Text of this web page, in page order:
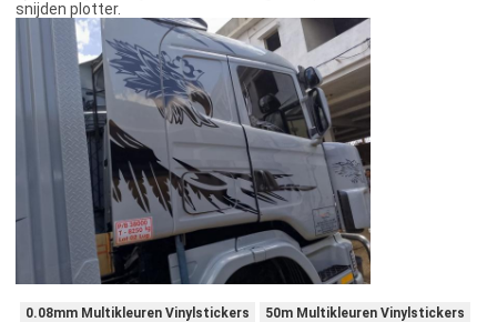
snijden plotter.
0.08mm Multikleuren Vinylstickers
50m Multikleuren Vinylstickers